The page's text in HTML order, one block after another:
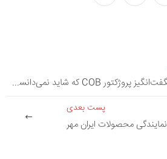
۱۰ کاربرد شگفت‌انگیز پروژکتور COB که شاید نمی‌دانستید
پست بعدی
نمایندگی محصولات ایران مهر